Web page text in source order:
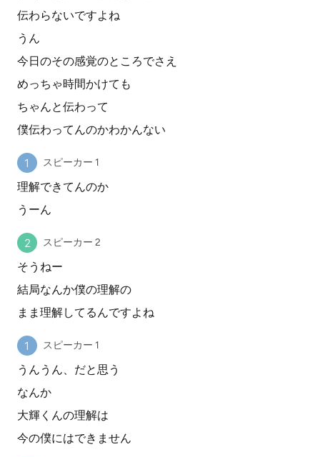
伝わらないですよね
うん
今日のその感覚のところでさえ
めっちゃ時間かけても
ちゃんと伝わって
僕伝わってんのかわかんない
スピーカー 1
理解できてんのか
うーん
スピーカー 2
そうねー
結局なんか僕の理解の
まま理解してるんですよね
スピーカー 1
うんうん、だと思う
なんか
大輝くんの理解は
今の僕にはできません